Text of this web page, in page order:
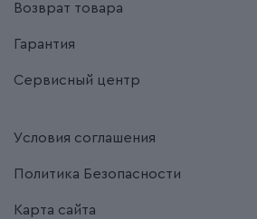
Возврат товара
Гарантия
Сервисный центр
Условия соглашения
Политика Безопасности
Карта сайта